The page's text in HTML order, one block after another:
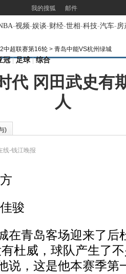
我的搜狐 邮件
-视频-娱谈-财经-世相-科技-汽车-房
中超联赛第16轮 > 青岛中能VS杭州绿城
冠|足球|综合
代 冈田武史有
人
)
线-钱江晚报
骏
青岛客场迎来了后
杜威，球队产生了
说，这是他本赛季第